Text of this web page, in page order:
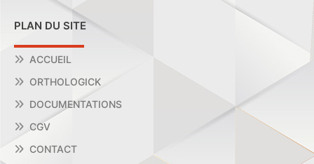
PLAN DU SITE
ACCUEIL
ORTHOLOGICK
DOCUMENTATIONS
CGV
CONTACT